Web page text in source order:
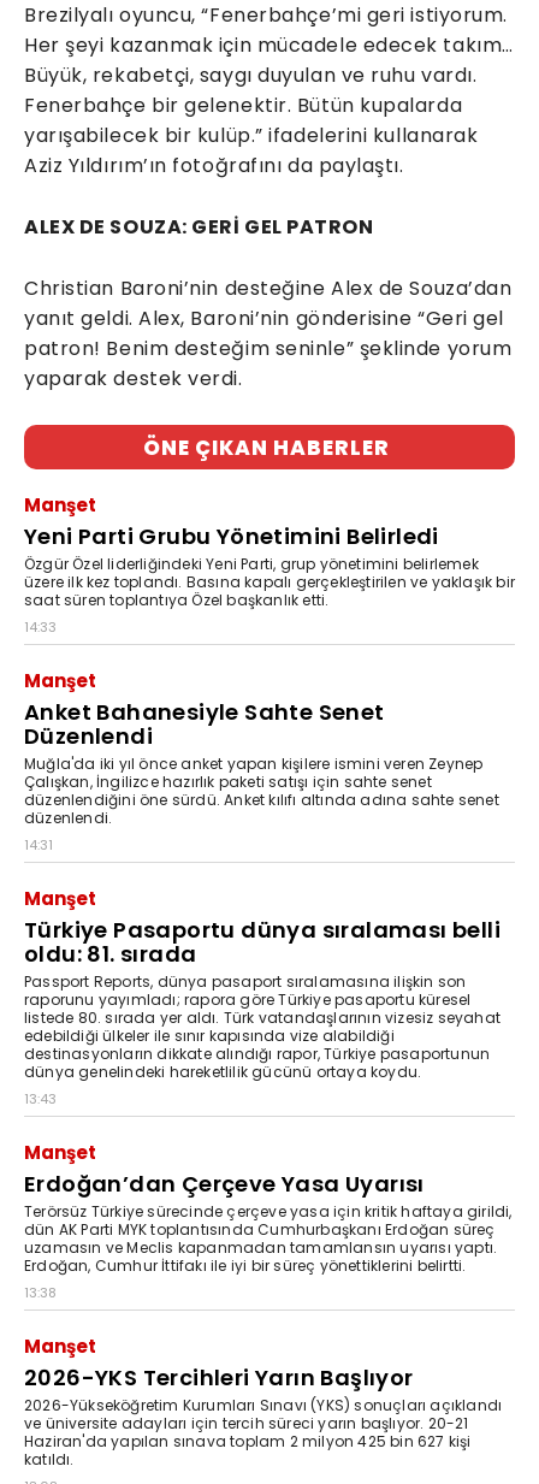
Brezilyalı oyuncu, “Fenerbahçe’mi geri istiyorum.
Her şeyi kazanmak için mücadele edecek takım…
Büyük, rekabetçi, saygı duyulan ve ruhu vardı.
Fenerbahçe bir gelenektir. Bütün kupalarda
yarışabilecek bir kulüp.” ifadelerini kullanarak
Aziz Yıldırım’ın fotoğrafını da paylaştı.
ALEX DE SOUZA: GERİ GEL PATRON
Christian Baroni’nin desteğine Alex de Souza’dan
yanıt geldi. Alex, Baroni’nin gönderisine “Geri gel
patron! Benim desteğim seninle” şeklinde yorum
yaparak destek verdi.
ÖNE ÇIKAN HABERLER
Manşet
Yeni Parti Grubu Yönetimini Belirledi
Özgür Özel liderliğindeki Yeni Parti, grup yönetimini belirlemek
üzere ilk kez toplandı. Basına kapalı gerçekleştirilen ve yaklaşık bir
saat süren toplantıya Özel başkanlık etti.
14:33
Manşet
Anket Bahanesiyle Sahte Senet
Düzenlendi
Muğla'da iki yıl önce anket yapan kişilere ismini veren Zeynep
Çalışkan, İngilizce hazırlık paketi satışı için sahte senet
düzenlendiğini öne sürdü. Anket kılıfı altında adına sahte senet
düzenlendi.
14:31
Manşet
Türkiye Pasaportu dünya sıralaması belli
oldu: 81. sırada
Passport Reports, dünya pasaport sıralamasına ilişkin son
raporunu yayımladı; rapora göre Türkiye pasaportu küresel
listede 80. sırada yer aldı. Türk vatandaşlarının vizesiz seyahat
edebildiği ülkeler ile sınır kapısında vize alabildiği
destinasyonların dikkate alındığı rapor, Türkiye pasaportunun
dünya genelindeki hareketlilik gücünü ortaya koydu.
13:43
Manşet
Erdoğan’dan Çerçeve Yasa Uyarısı
Terörsüz Türkiye sürecinde çerçeve yasa için kritik haftaya girildi,
dün AK Parti MYK toplantısında Cumhurbaşkanı Erdoğan süreç
uzamasın ve Meclis kapanmadan tamamlansın uyarısı yaptı.
Erdoğan, Cumhur İttifakı ile iyi bir süreç yönettiklerini belirtti.
13:38
Manşet
2026-YKS Tercihleri Yarın Başlıyor
2026-Yükseköğretim Kurumları Sınavı (YKS) sonuçları açıklandı
ve üniversite adayları için tercih süreci yarın başlıyor. 20-21
Haziran'da yapılan sınava toplam 2 milyon 425 bin 627 kişi
katıldı.